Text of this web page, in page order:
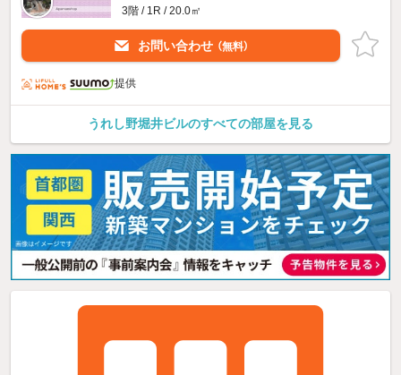
3階 / 1R / 20.0㎡
お問い合わせ （無料）
提供
うれし野堀井ビルのすべての部屋を見る